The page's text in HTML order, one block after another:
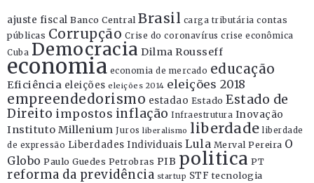
ajuste fiscal Banco Central Brasil carga tributária contas
públicas Corrupção Crise do coronavírus crise econômica
Cuba Democracia Dilma Rousseff
economia economia de mercado educação
Eficiência eleições eleições 2014 eleições 2018
empreendedorismo estadao Estado Estado de
Direito impostos inflação Infraestrutura Inovação
Instituto Millenium Juros liberalismo liberdade liberdade
de expressão Liberdades Individuais Lula Merval Pereira O
Globo Paulo Guedes Petrobras PIB politica PT
reforma da previdência startup STF tecnologia